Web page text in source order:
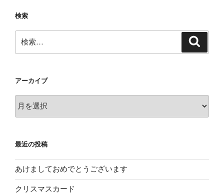
検索
索:
アーカイブ
ー
ブ
最近の投稿
あけましておめでとうございます
クリスマスカード